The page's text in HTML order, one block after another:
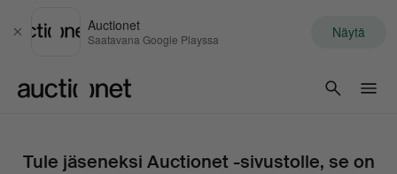
Sulje
Auctionet
Saatavana Google Playssa Näytä
Tule jäseneksi Auctionet -sivustolle, se on